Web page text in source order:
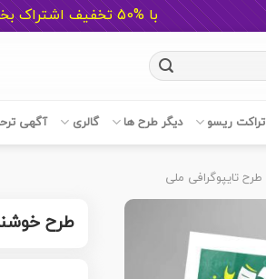
با %50 تخفیف اشتراک بخر
تراکت ریسو دیگر طرح ها گالری آگهی
طرح تایپوگرافی ملی
طرح